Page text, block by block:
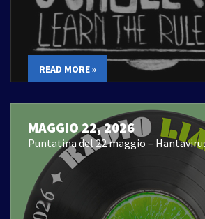
READ MORE »
MAGGIO 22, 2026
Puntatina del 22 maggio –